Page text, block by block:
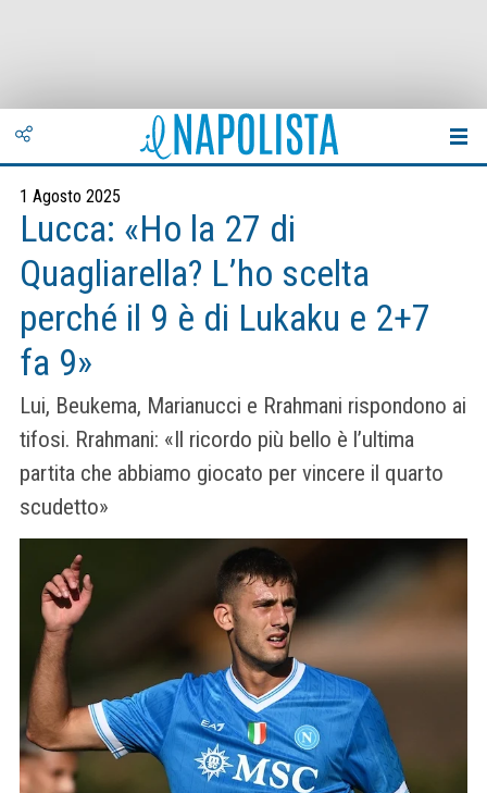
1 Agosto 2025
Lucca: «Ho la 27 di
Quagliarella? L’ho scelta
perché il 9 è di Lukaku e 2+7
fa 9»
Lui, Beukema, Marianucci e Rrahmani rispondono ai
tifosi. Rrahmani: «Il ricordo più bello è l’ultima
partita che abbiamo giocato per vincere il quarto
scudetto»